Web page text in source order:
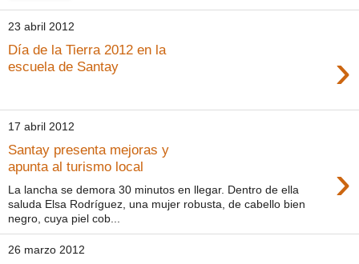
23 abril 2012
Día de la Tierra 2012 en la
escuela de Santay
›
17 abril 2012
Santay presenta mejoras y
apunta al turismo local
›
La lancha se demora 30 minutos en llegar. Dentro de ella
saluda Elsa Rodríguez, una mujer robusta, de cabello bien
negro, cuya piel cob...
26 marzo 2012